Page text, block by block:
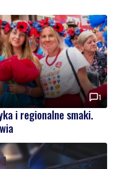
1
i regionalne smaki.